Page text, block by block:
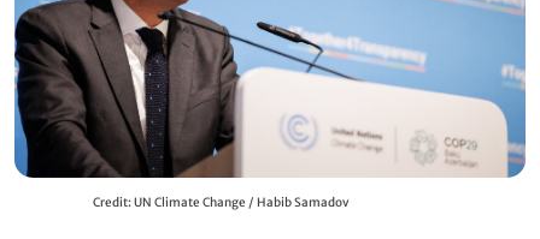
Credit: UN Climate Change / Habib Samadov